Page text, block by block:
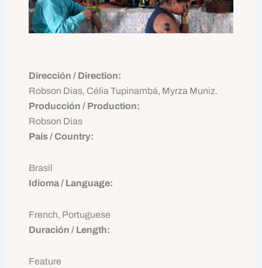
Dirección / Direction:
Robson Dias, Célia Tupinambá, Myrza Muniz.
Producción / Production:
Robson Dias
País / Country:
Brasil
Idioma / Language:
French, Portuguese
Duración / Length:
Feature